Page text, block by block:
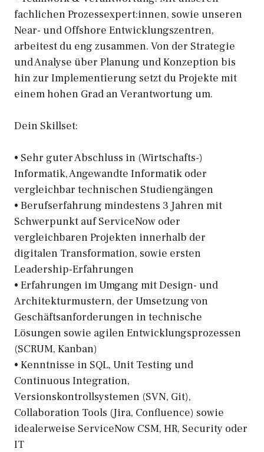
fachlichen Prozessexpert:innen, sowie unseren
Near- und Offshore Entwicklungszentren,
arbeitest du eng zusammen. Von der Strategie
und Analyse über Planung und Konzeption bis
hin zur Implementierung setzt du Projekte mit
einem hohen Grad an Verantwortung um.
Dein Skillset:
• Sehr guter Abschluss in (Wirtschafts-)
Informatik, Angewandte Informatik oder
vergleichbar technischen Studiengängen
• Berufserfahrung mindestens 3 Jahren mit
Schwerpunkt auf ServiceNow oder
vergleichbaren Projekten innerhalb der
digitalen Transformation, sowie ersten
Leadership-Erfahrungen
• Erfahrungen im Umgang mit Design- und
Architekturmustern, der Umsetzung von
Geschäftsanforderungen in technische
Lösungen sowie agilen Entwicklungsprozessen
(SCRUM, Kanban)
• Kenntnisse in SQL, Unit Testing und
Continuous Integration,
Versionskontrollsystemen (SVN, Git),
Collaboration Tools (Jira, Confluence) sowie
idealerweise ServiceNow CSM, HR, Security oder
IT